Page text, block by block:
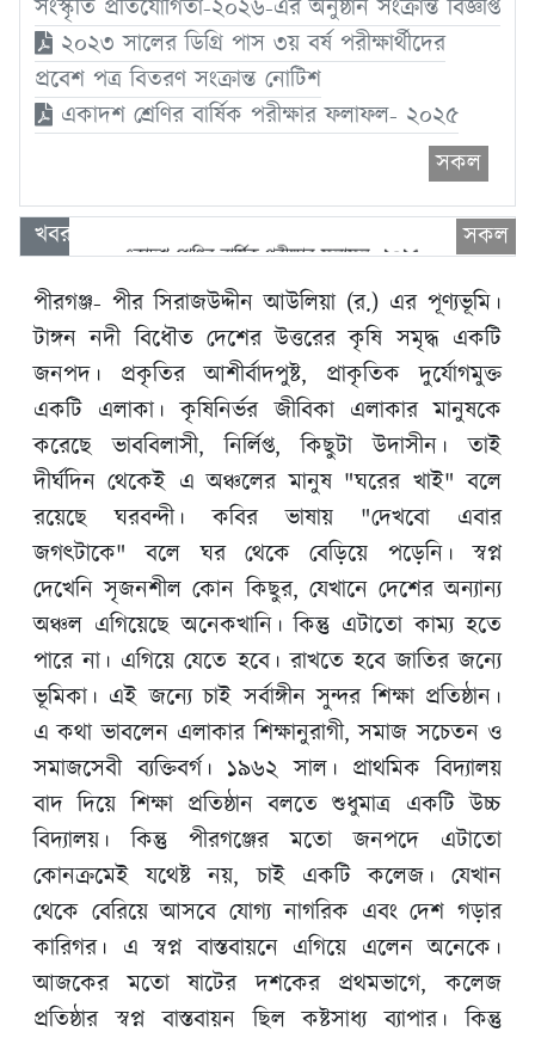
সংস্কৃতি প্রতিযোগিতা-২০২৬-এর অনুষ্ঠান সংক্রান্ত বিজ্ঞপ্তি
২০২৩ সালের ডিগ্রি পাস ৩য় বর্ষ পরীক্ষার্থীদের
প্রবেশ পত্র বিতরণ সংক্রান্ত নোটিশ
একাদশ শ্রেণির বার্ষিক পরীক্ষার ফলাফল- ২০২৫
সকল
খবর
নবীনবরণ এবং বার্ষিক ক্রীড়া ও শিক্ষা, সাহিত্য ও সংস্কৃতি
প্রতিযোগিতা-২০২৬-এর অনুষ্ঠান সংক্রান্ত বিজ্ঞপ্তি
২০২৩ সালের ডিগ্রি পাস ৩য় বর্ষ পরীক্ষার্থীদের প্রবেশ পত্র
বিতরণ সংক্রান্ত নোটিশ
একাদশ শ্রেণির বার্ষিক পরীক্ষার ফলাফল- ২০২৫
নবীনবরণ এবং বার্ষিক ক্রীড়া ও শিক্ষা, সাহিত্য ও সংস্কৃতি
প্রতিযোগিতা-২০২৬-এর অনুষ্ঠান সংক্রান্ত বিজ্ঞপ্তি
সকল
পীরগঞ্জ- পীর সিরাজউদ্দীন আউলিয়া (র.) এর পূণ্যভূমি।
টাঙ্গন নদী বিধৌত দেশের উত্তরের কৃষি সমৃদ্ধ একটি
জনপদ। প্রকৃতির আশীর্বাদপুষ্ট, প্রাকৃতিক দুর্যোগমুক্ত
একটি এলাকা। কৃষিনির্ভর জীবিকা এলাকার মানুষকে
করেছে ভাববিলাসী, নির্লিপ্ত, কিছুটা উদাসীন। তাই
দীর্ঘদিন থেকেই এ অঞ্চলের মানুষ "ঘরের খাই" বলে
রয়েছে ঘরবন্দী। কবির ভাষায় "দেখবো এবার
জগৎটাকে" বলে ঘর থেকে বেড়িয়ে পড়েনি। স্বপ্ন
দেখেনি সৃজনশীল কোন কিছুর, যেখানে দেশের অন্যান্য
অঞ্চল এগিয়েছে অনেকখানি। কিন্তু এটাতো কাম্য হতে
পারে না। এগিয়ে যেতে হবে। রাখতে হবে জাতির জন্যে
ভূমিকা। এই জন্যে চাই সর্বাঙ্গীন সুন্দর শিক্ষা প্রতিষ্ঠান।
এ কথা ভাবলেন এলাকার শিক্ষানুরাগী, সমাজ সচেতন ও
সমাজসেবী ব্যক্তিবর্গ। ১৯৬২ সাল। প্রাথমিক বিদ্যালয়
বাদ দিয়ে শিক্ষা প্রতিষ্ঠান বলতে শুধুমাত্র একটি উচ্চ
বিদ্যালয়। কিন্তু পীরগঞ্জের মতো জনপদে এটাতো
কোনক্রমেই যথেষ্ট নয়, চাই একটি কলেজ। যেখান
থেকে বেরিয়ে আসবে যোগ্য নাগরিক এবং দেশ গড়ার
কারিগর। এ স্বপ্ন বাস্তবায়নে এগিয়ে এলেন অনেকে।
আজকের মতো ষাটের দশকের প্রথমভাগে, কলেজ
প্রতিষ্ঠার স্বপ্ন বাস্তবায়ন ছিল কষ্টসাধ্য ব্যাপার। কিন্তু